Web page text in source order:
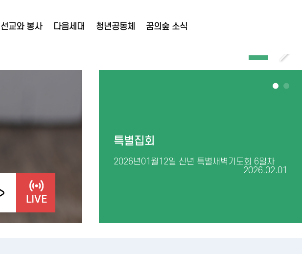
선교와 봉사 다음세대 청년공동체 꿈의숲 소식
특별집회
2026년01월12일 신년 특별새벽기도회 6일차
2026.02.01